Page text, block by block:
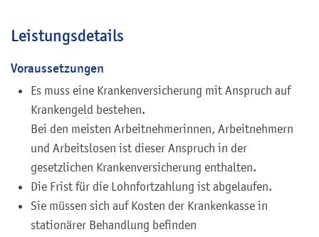
Leistungsdetails
Voraussetzungen
Es muss eine Krankenversicherung mit Anspruch auf
Krankengeld bestehen.
Bei den meisten Arbeitnehmerinnen, Arbeitnehmern
und Arbeitslosen ist dieser Anspruch in der
gesetzlichen Krankenversicherung enthalten.
Die Frist für die Lohnfortzahlung ist abgelaufen.
Sie müssen sich auf Kosten der Krankenkasse in
stationärer Behandlung befinden